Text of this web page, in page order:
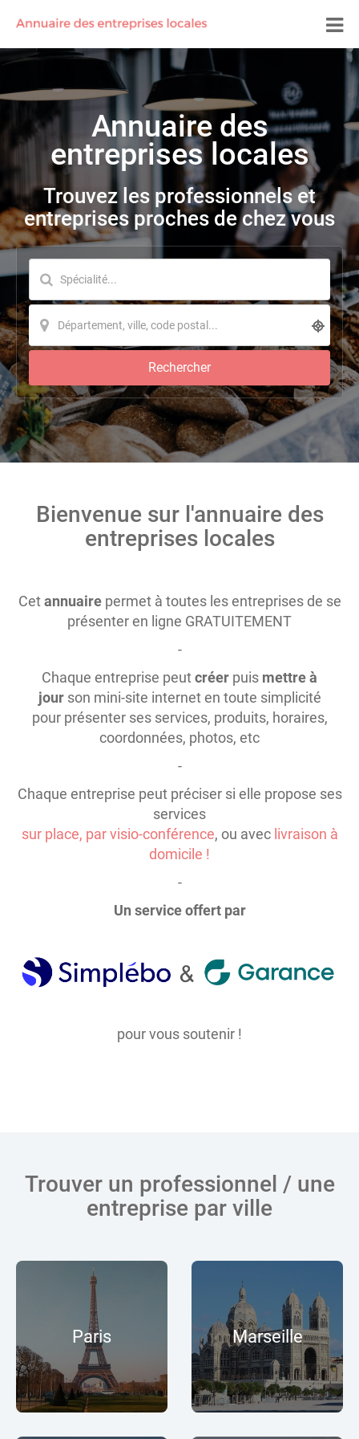
Annuaire des
entreprises locales
Trouvez les professionnels et
entreprises proches de chez vous
Rechercher
Bienvenue sur l'annuaire des
entreprises locales
Cetannuaire permet à toutes les entreprises de se
présenter en ligne GRATUITEMENT
-
Chaque entreprise peutcréer puis mettre à
jourson mini-site internet en toute simplicité
pour présenter ses services, produits, horaires,
coordonnées, photos, etc
-
Chaque entreprise peut préciser si elle propose ses
services
sur place, par visio-conférence, ou avec livraison à
domicile !
-
Un service offert par
pour vous soutenir !
Trouver un professionnel / une
entreprise par ville
Paris Marseille